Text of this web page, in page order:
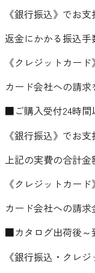
《銀行振込》でお
返金にかかる振込手
《クレジットカー
カード会社への請求
■ご購入受付24時間
《銀行振込》でお
上記の実費の合計金
《クレジットカー
カード会社への請
■カタログ出荷後～
《銀行振込・クレ